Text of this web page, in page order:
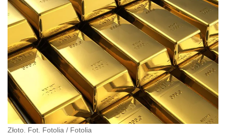
Złoto. Fot. Fotolia / Fotolia